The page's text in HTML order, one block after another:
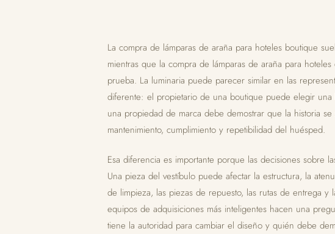
La compra de lámparas de araña para hoteles boutique
mientras que la compra de lámparas de araña para
prueba. La luminaria puede parecer similar en las
diferente: el propietario de una boutique puede elegir una
una propiedad de marca debe demostrar que la historia
mantenimiento, cumplimiento y repetibilidad del huésped.
Esa diferencia es importante porque las decisiones sobre
Una pieza del vestíbulo puede afectar la estructura, la
de limpieza, las piezas de repuesto, las rutas de entrega
equipos de adquisiciones más inteligentes hacen una
tiene la autoridad para cambiar el diseño y quién debe